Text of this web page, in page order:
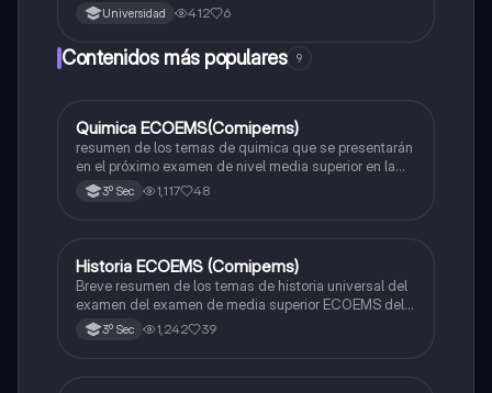
Universidad 412 6
Contenidos más populares 9
Química
Quimica ECOEMS(Comipems)
resumen de los temas de quimica que se presentarán
en el próximo examen de nivel media superior en la
zona metropolitana de el valle de México
3º Sec 1,117 48
Historia
Historia ECOEMS (Comipems)
Breve resumen de los temas de historia universal del
examen del examen de media superior ECOEMS del
valle de México
3º Sec 1,242 39